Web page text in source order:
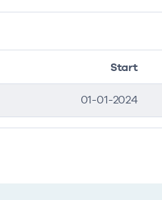
Start
01-01-2024